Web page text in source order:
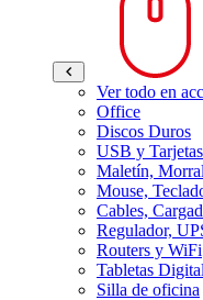
Ver todo en
Office
Discos Duros
USB y
Maletín,
Mouse,
Cables,
Regulador,
Routers y WiFi
Tabletas
Silla de oficina